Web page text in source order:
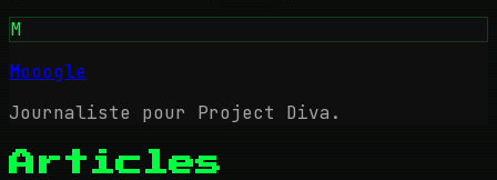
M
Mooogle
Journaliste pour Project Diva.
Articles